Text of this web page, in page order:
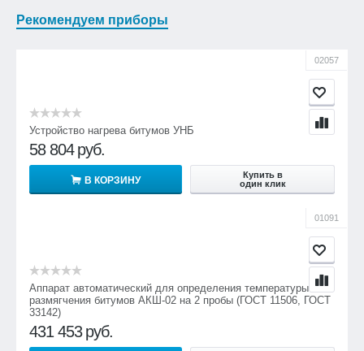
Рекомендуем приборы
02057
Устройство нагрева битумов УНБ
58 804 руб.
В КОРЗИНУ
Купить в
один клик
01091
Аппарат автоматический для определения температуры
размягчения битумов АКШ-02 на 2 пробы (ГОСТ 11506, ГОСТ
33142)
431 453 руб.